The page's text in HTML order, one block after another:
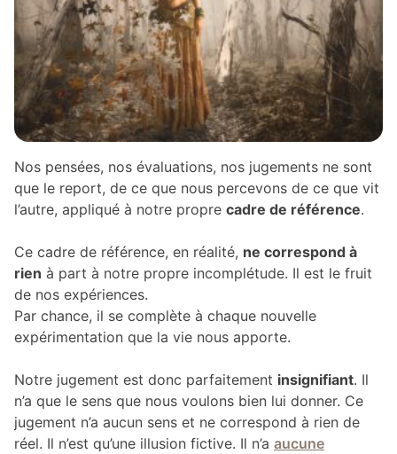
Nos pensées, nos évaluations, nos jugements ne sont
que le report, de ce que nous percevons de ce que vit
l’autre, appliqué à notre propre cadre de référence.
Ce cadre de référence, en réalité, ne correspond à
rien à part à notre propre incomplétude. Il est le fruit
de nos expériences.
Par chance, il se complète à chaque nouvelle
expérimentation que la vie nous apporte.
Notre jugement est donc parfaitement insignifiant. Il
n’a que le sens que nous voulons bien lui donner. Ce
jugement n’a aucun sens et ne correspond à rien de
réel. Il n’est qu’une illusion fictive. Il n’a aucune